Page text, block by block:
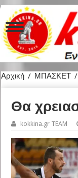
Αρχική / ΜΠΑΣΚΕΤ /
Θα
kokkina.gr TEAM